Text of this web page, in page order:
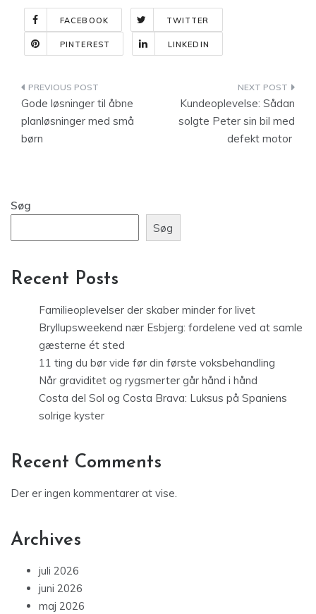
FACEBOOK TWITTER
PINTEREST LINKEDIN
Indlægsnavigation
Gode løsninger til åbne
planløsninger med små
børn
Kundeoplevelse: Sådan
solgte Peter sin bil med
defekt motor
Søg
Søg
Recent Posts
Familieoplevelser der skaber minder for livet
Bryllupsweekend nær Esbjerg: fordelene ved at samle
gæsterne ét sted
11 ting du bør vide før din første voksbehandling
Når graviditet og rygsmerter går hånd i hånd
Costa del Sol og Costa Brava: Luksus på Spaniens
solrige kyster
Recent Comments
Der er ingen kommentarer at vise.
Archives
juli 2026
juni 2026
maj 2026